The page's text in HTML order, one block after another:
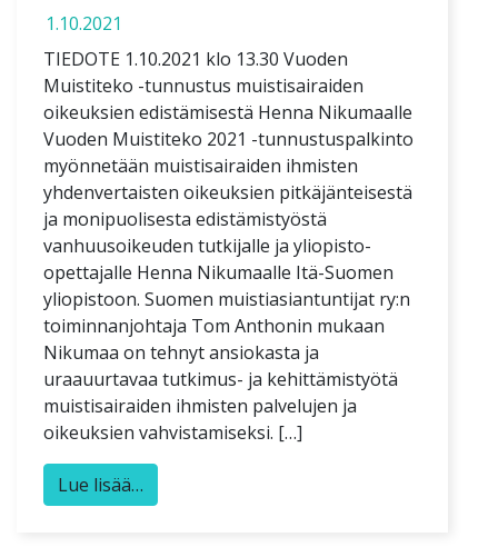
1.10.2021
TIEDOTE 1.10.2021 klo 13.30 Vuoden
Muistiteko -tunnustus muistisairaiden
oikeuksien edistämisestä Henna Nikumaalle
Vuoden Muistiteko 2021 -tunnustuspalkinto
myönnetään muistisairaiden ihmisten
yhdenvertaisten oikeuksien pitkäjänteisestä
ja monipuolisesta edistämistyöstä
vanhuusoikeuden tutkijalle ja yliopisto-
opettajalle Henna Nikumaalle Itä-Suomen
yliopistoon. Suomen muistiasiantuntijat ry:n
toiminnanjohtaja Tom Anthonin mukaan
Nikumaa on tehnyt ansiokasta ja
uraauurtavaa tutkimus- ja kehittämistyötä
muistisairaiden ihmisten palvelujen ja
oikeuksien vahvistamiseksi. […]
Lue lisää…